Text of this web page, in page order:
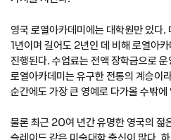
영국 로열아카데미에는 대학원만 있다.
1년이며 길어도 2년인 데 비해 로열아
진행된다. 수업료는 전액 장학금으로
로열아카데미는 유구한 전통의 계승이
순간에도 가장 큰 영예로 다가올 수밖에
물론 최근 20여 년간 유명한 영국의 젊